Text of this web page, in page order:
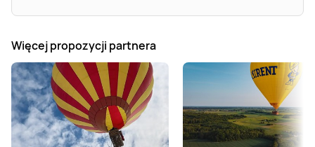
Więcej propozycji partnera